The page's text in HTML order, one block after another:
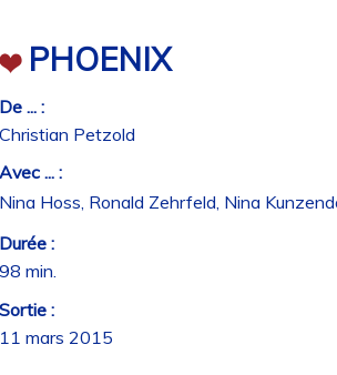
PHOENIX
... :
Petzold
... :
Hoss, Ronald Zehrfeld, Nina
:
min.
:
mars 2015